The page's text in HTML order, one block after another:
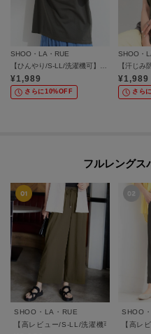
SHOO・LA・RUE
【ひんやり/S-LL/洗濯機可】真夏に着たい 大人のベーシックカラープリントTシャツ
¥1,989
さらに10%OFF
SHOO・
¥1,989
さら
フルレングス
SHOO・LA・RUE
【高レビュー/S-LL/洗濯機可/セットア
SHOO
【高レ